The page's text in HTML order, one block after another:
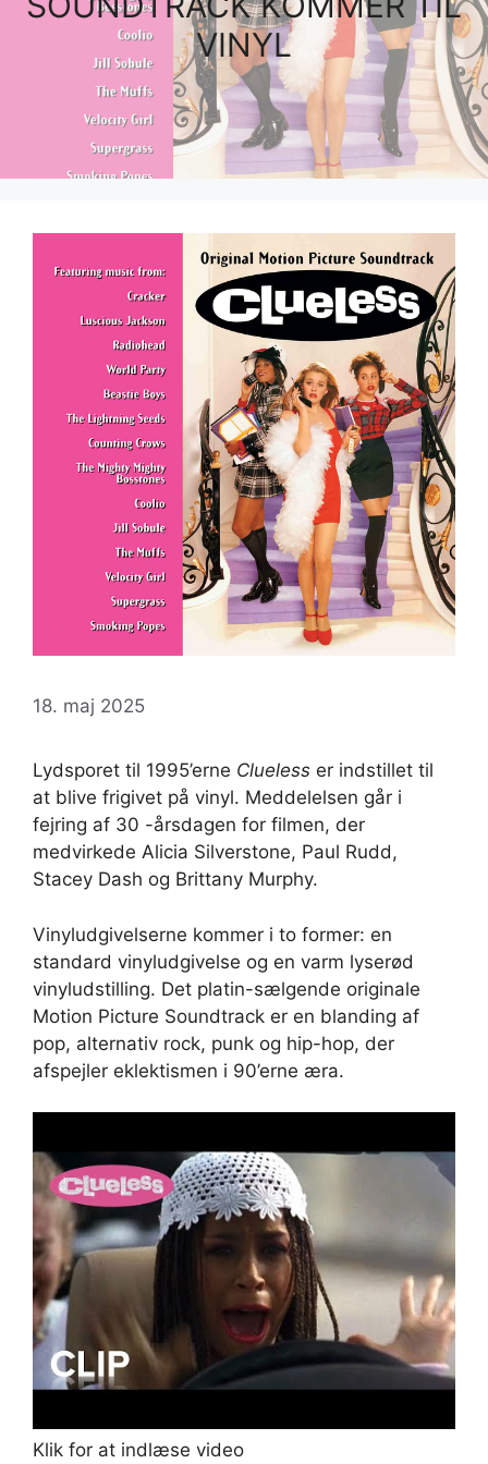
VINYL
18. maj 2025
Lydsporet til 1995’erne Clueless er indstillet til
at blive frigivet på vinyl. Meddelelsen går i
fejring af 30 -årsdagen for filmen, der
medvirkede Alicia Silverstone, Paul Rudd,
Stacey Dash og Brittany Murphy.
Vinyludgivelserne kommer i to former: en
standard vinyludgivelse og en varm lyserød
vinyludstilling. Det platin-sælgende originale
Motion Picture Soundtrack er en blanding af
pop, alternativ rock, punk og hip-hop, der
afspejler eklektismen i 90’erne æra.
Klik for at indlæse video